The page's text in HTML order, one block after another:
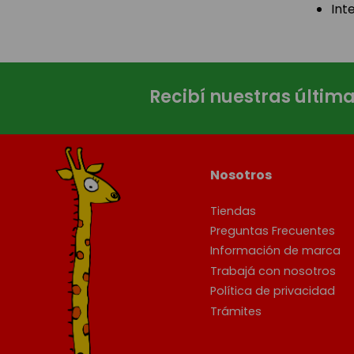
Recibí nuestras
Nosotros
Tiendas
Preguntas Frecuentes
Información de marca
Trabajá con nosotros
Política de privacidad
Trámites